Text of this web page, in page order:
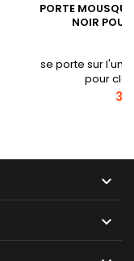
PORTE
NOIR
se porte sur
pour
Prix

